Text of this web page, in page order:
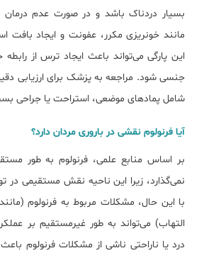
بسیار دردناک باشد و در صورت عدم
مانند خونریزی مکرر، عفونت و ایجاد بافت
این پارگی می‌تواند باعث ایجاد ترس از
جنسی شود. مراجعه به پزشک برای ارزیابی
شامل پمادهای موضعی، استراحت یا جراحی
آیا فرنولوم نقشی در باروری مردان دارد؟
بر اساس منابع علمی، فرنولوم به طور
نمی‌گذارد، زیرا این ناحیه نقش مستقیمی در
با این حال، مشکلات مربوط به فرنولوم
التهاب) می‌تواند به طور غیرمستقیم بر
درد یا ناراحتی ناشی از مشکلات فرنولوم